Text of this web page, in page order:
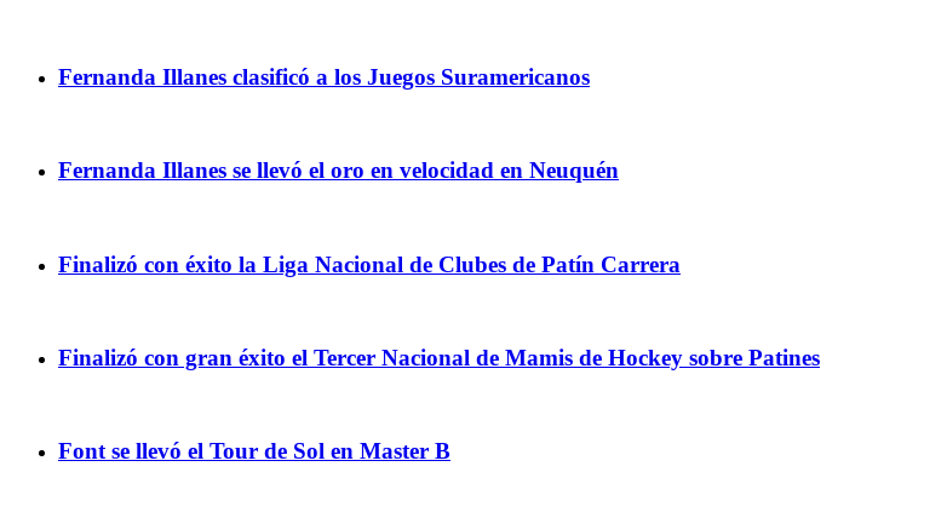
Fernanda Illanes clasificó a los Juegos Suramericanos
Fernanda Illanes se llevó el oro en velocidad en Neuquén
Finalizó con éxito la Liga Nacional de Clubes de Patín Carrera
Finalizó con gran éxito el Tercer Nacional de Mamis de Hockey sobre Patines
Font se llevó el Tour de Sol en Master B